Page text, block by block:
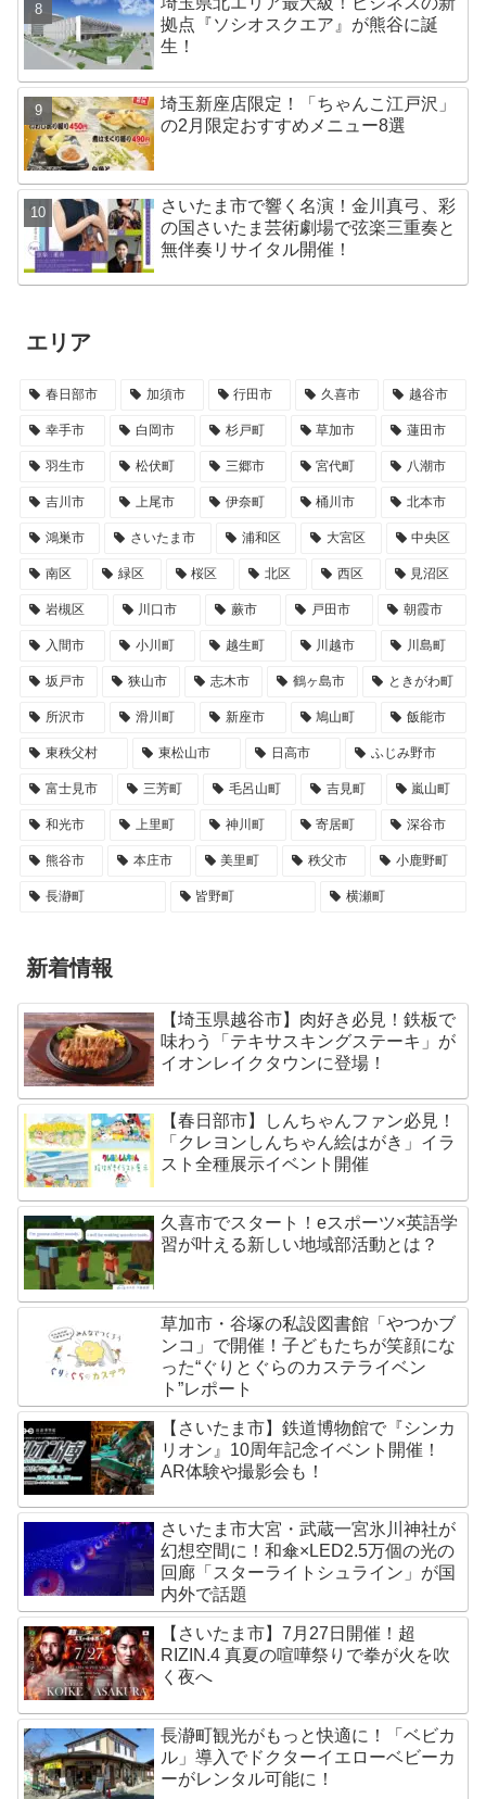
拠点『ソシオスクエア』が熊谷に誕
生！
埼玉新座店限定！「ちゃんこ江戸沢」
の2月限定おすすめメニュー8選
さいたま市で響く名演！金川真弓、彩
の国さいたま芸術劇場で弦楽三重奏と
無伴奏リサイタル開催！
エリア
春日部市 加須市 行田市 久喜市 越谷市
幸手市 白岡市 杉戸町 草加市 蓮田市
羽生市 松伏町 三郷市 宮代町 八潮市
吉川市 上尾市 伊奈町 桶川市 北本市
鴻巣市 さいたま市 浦和区 大宮区 中央区
南区 緑区 桜区 北区 西区 見沼区
岩槻区 川口市 蕨市 戸田市 朝霞市
入間市 小川町 越生町 川越市 川島町
坂戸市 狭山市 志木市 鶴ヶ島市 ときがわ町
所沢市 滑川町 新座市 鳩山町 飯能市
東秩父村 東松山市 日高市 ふじみ野市
富士見市 三芳町 毛呂山町 吉見町 嵐山町
和光市 上里町 神川町 寄居町 深谷市
熊谷市 本庄市 美里町 秩父市 小鹿野町
長瀞町 皆野町 横瀬町
新着情報
【埼玉県越谷市】肉好き必見！鉄板で
味わう「テキサスキングステーキ」が
イオンレイクタウンに登場！
【春日部市】しんちゃんファン必見！
「クレヨンしんちゃん絵はがき」イラ
スト全種展示イベント開催
久喜市でスタート！eスポーツ×英語学
習が叶える新しい地域部活動とは？
草加市・谷塚の私設図書館「やつかブ
ンコ」で開催！子どもたちが笑顔にな
った“ぐりとぐらのカステライベン
ト”レポート
【さいたま市】鉄道博物館で『シンカ
リオン』10周年記念イベント開催！
AR体験や撮影会も！
さいたま市大宮・武蔵一宮氷川神社が
幻想空間に！和傘×LED2.5万個の光の
回廊「スターライトシュライン」が国
内外で話題
【さいたま市】7月27日開催！超
RIZIN.4 真夏の喧嘩祭りで拳が火を吹
く夜へ
長瀞町観光がもっと快適に！「ベビカ
ル」導入でドクターイエローベビーカ
ーがレンタル可能に！